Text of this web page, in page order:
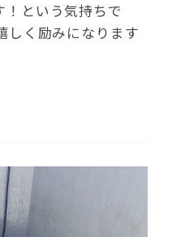
！という気持ちで
しく励みになります